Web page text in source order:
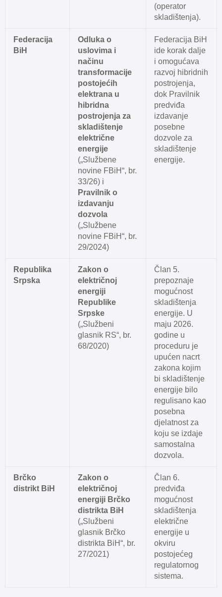
(operator
skladištenja).
Federacija
BiH
Odluka o
uslovima i
načinu
transformacije
postojećih
elektrana u
hibridna
postrojenja za
skladištenje
električne
energije
(„Službene
novine FBiH“, br.
33/26) i
Pravilnik o
izdavanju
dozvola
(„Službene
novine FBiH“, br.
29/2024)
Federacija BiH
ide korak dalje
i omogućava
razvoj hibridnih
postrojenja,
dok Pravilnik
predviđa
izdavanje
posebne
dozvole za
skladištenje
energije.
Republika
Srpska
Zakon o
električnoj
energiji
Republike
Srpske
(„Službeni
glasnik RS“, br.
68/2020)
Član 5.
prepoznaje
mogućnost
skladištenja
energije. U
maju 2026.
godine u
proceduru je
upućen nacrt
zakona kojim
bi skladištenje
energije bilo
regulisano kao
posebna
djelatnost za
koju se izdaje
samostalna
dozvola.
Brčko
distrikt BiH
Zakon o
električnoj
energiji Brčko
distrikta BiH
(„Službeni
glasnik Brčko
distrikta BiH“, br.
27/2021)
Član 6.
predviđa
mogućnost
skladištenja
električne
energije u
okviru
postojećeg
regulatornog
sistema.